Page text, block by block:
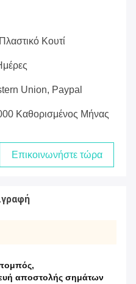
Πλαστικό Κουτί
Union, Paypal
Καθορισμένος Μήνας
Επικοινωνήστε τώρα
,
αποστολής σημάτων